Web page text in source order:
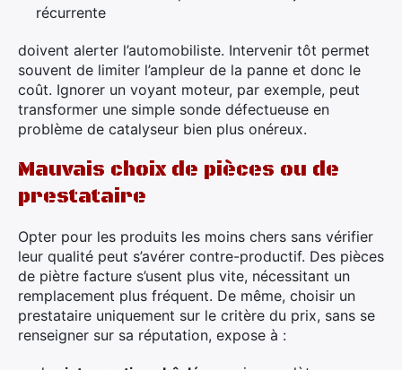
récurrente
doivent alerter l’automobiliste. Intervenir tôt permet
souvent de limiter l’ampleur de la panne et donc le
coût. Ignorer un voyant moteur, par exemple, peut
transformer une simple sonde défectueuse en
problème de catalyseur bien plus onéreux.
Mauvais choix de pièces ou de
prestataire
Opter pour les produits les moins chers sans vérifier
leur qualité peut s’avérer contre-productif. Des pièces
de piètre facture s’usent plus vite, nécessitant un
remplacement plus fréquent. De même, choisir un
prestataire uniquement sur le critère du prix, sans se
renseigner sur sa réputation, expose à :